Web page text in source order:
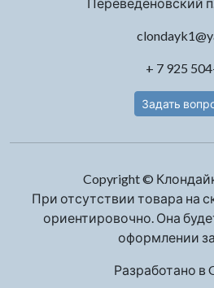
+ 7 925
Задать
Copyright ©
При отсутствии товара на
ориентировочно. Она
оформлении
Разработано в